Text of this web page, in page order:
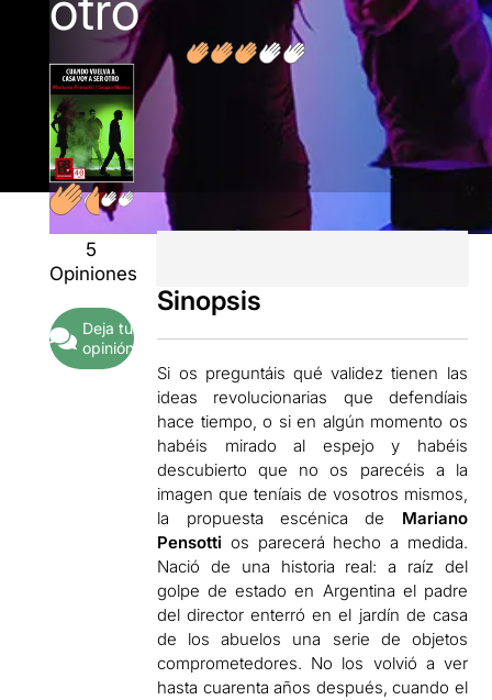
5
Opiniones
Deja tu
opinión
Sinopsis
Si os preguntáis qué validez tienen las
ideas revolucionarias que defendíais
hace tiempo, o si en algún momento os
habéis mirado al espejo y habéis
descubierto que no os parecéis a la
imagen que teníais de vosotros mismos,
la propuesta escénica de Mariano
Pensotti os parecerá hecho a medida.
Nació de una historia real: a raíz del
golpe de estado en Argentina el padre
del director enterró en el jardín de casa
de los abuelos una serie de objetos
comprometedores. No los volvió a ver
hasta cuarenta años después, cuando el